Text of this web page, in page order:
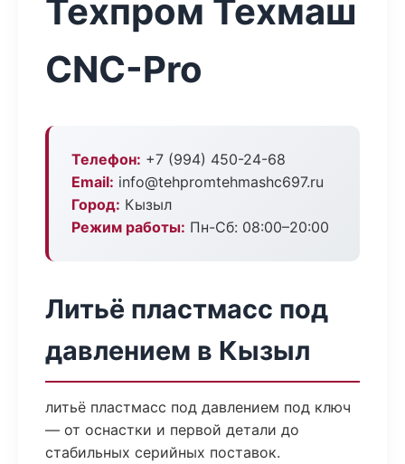
Техпром Техмаш
CNC-Pro
Телефон: +7 (994) 450-24-68
Email: info@tehpromtehmashc697.ru
Город: Кызыл
Режим работы: Пн-Сб: 08:00–20:00
Литьё пластмасс под
давлением в Кызыл
литьё пластмасс под давлением под ключ
— от оснастки и первой детали до
стабильных серийных поставок.